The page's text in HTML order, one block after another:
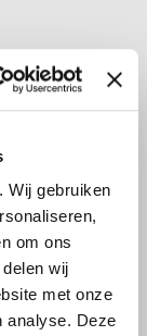
Wij gebruiken
om ons
wij
met onze
analyse. Deze